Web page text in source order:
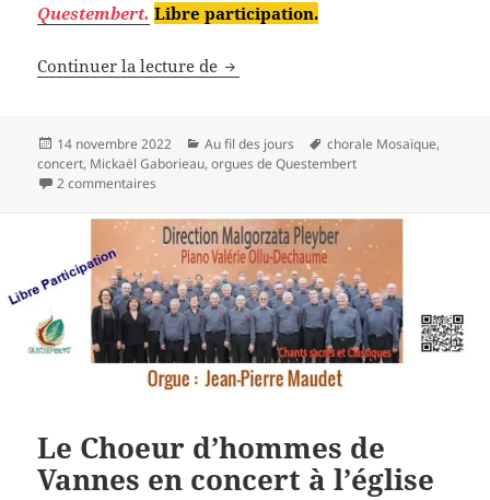
Questembert. Libre participation.
Continuer la lecture de Orgue et chorale Mosaïque
Publié
le
14 novembre 2022 Catégories
Au fil des jours
Mots-
clés
chorale Mosaïque,
concert, Mickaël Gaborieau,orgues de Questembert
2 commentaires
Le Choeur d’hommes de
Vannes en concert à l’église